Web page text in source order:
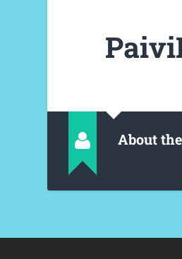
About